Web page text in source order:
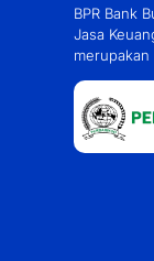
BPR Bank
Jasa